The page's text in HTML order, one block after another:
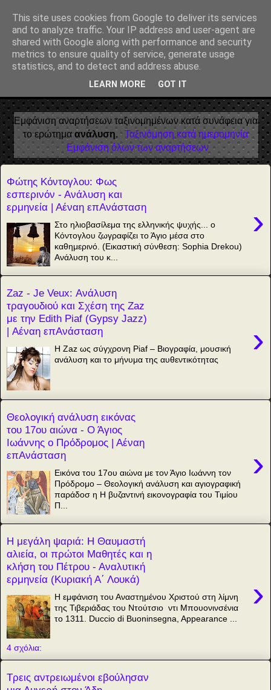
Αέναη επΑνάσταση
• Επιστήμη • Ψυχολογία • Λογοτεχνία • Τέχνες • Θεολογία •
Φιλοσοφία • Στοχασμοί... για τη μνήμη, τον άνθρωπο και το
Φως
Εμφάνιση αναρτήσεων ταξινομημένων κατά συνάφεια για
το ερώτημαανάλυση. Ταξινόμηση κατά ημερομηνία
Εμφάνιση όλων των αναρτήσεων
Φώτης Κόντογλου: Φως
εσπερινόν - Ανάλυση και
ερμηνεία | Αέναη επΑνάσταση
›
Στο ηλιοβασίλεμα της ελληνικής ψυχής... ο
Κόντογλου ζωγραφίζει το Άγιο μέσα στο
καθημερινό. (Εικαστική σύνθεση: Sophia Drekou)
Ανάλυση του κ...
Zaz - Je Veux: Ανάλυση
τραγουδιού και Σχέση της Zaz
με την Edith Piaf (Gypsy Jazz)
| Αέναη επΑνάσταση
›
Η Zaz ως σύγχρονη Piaf – Βιογραφία, μουσική
ανάλυση και το μήνυμα της αυθεντικότητας
Θεολογική ανάλυση εικόνας
του 17ου αιώνα - Ο Άγιος
Ιωάννης ο Πρόδρομος | Αέναη
επΑνάσταση
›
Εικόνα του 17ου αιώνα με τον Άγιο Ιωάννη τον
Πρόδρομο – Θεολογική ανάλυση και αγιογραφική
παράδοσ η Η βυζαντινή εικονογραφία του Τιμίου
Π...
Η μεγάλη ψαριά: Η Θαυμαστή
αλιεία, οι πρώτοι Μαθητές και η
κλήση του Πέτρου - Αναλυτική
ερμηνεία (Κυριακή Α΄ Λουκά)
›
Η εμφάνιση του Αναστημένου Χριστού στη λίμνη
της Τιβεριάδας του Ντούτσιο ντι Μπουονινσένια
το 1311. Duccio di Buoninsegna, Appearance ...
4 σχόλια:
Τρεις αντρειωμένοι εβούλησαν
This site uses cookies from Google to deliver its services
and to analyze traffic. Your IP address and user-agent are
shared with Google along with performance and security
metrics to ensure quality of service, generate usage
statistics, and to detect and address abuse.
LEARN MORE GOT IT